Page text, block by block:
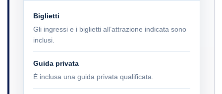
Biglietti
Gli ingressi e i biglietti all’attrazione indicata sono
inclusi.
Guida privata
È inclusa una guida privata qualificata.